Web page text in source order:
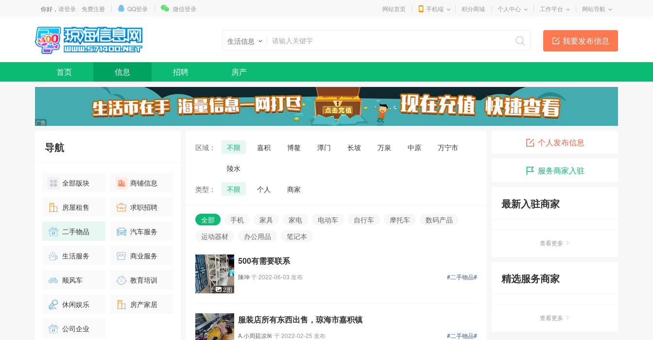
你好， 请登录 免费注册 QQ登录 微信登录 网站首页 手机端 积分商城 个人中心 工作平台 网站导航
我要发布信息
生活信息
首页 信息 招聘 房产
导航
全部版块 商铺信息
房屋租售 求职招聘
二手物品 汽车服务
生活服务 商业服务
顺风车 教育培训
休闲娱乐 房产家居
公司企业
区域： 不限 嘉积 博鳌 潭门 长坡 万泉 中原 万宁市
陵水
类型： 不限 个人 商家
全部 手机 家具 家电 电动车 自行车 摩托车
数码产品
运动器材
办公用品 笔记本
2图
500有需要联系
陳坤 于2022-06-03 发布 #二手物品#
服装店所有东西出售，琼海市嘉积镇
A.小周菇凉🌺于2022-02-25 发布 #二手物品#
个人发布信息
服务商家入驻
最新入驻商家
查看更多
精选服务商家
查看更多